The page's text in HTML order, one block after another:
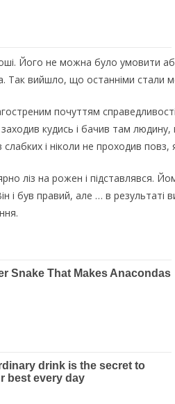
Його не можна було умовити
Так вийшло, що останніми стали
почуттям
кудись і бачив там людину,
і ніколи не проходив
ліз на рожен і
і був правий, але … в результаті